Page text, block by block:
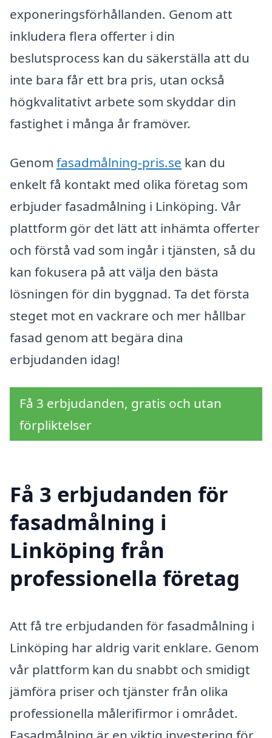
exponeringsförhållanden. Genom att
inkludera flera offerter i din
beslutsprocess kan du säkerställa att du
inte bara får ett bra pris, utan också
högkvalitativt arbete som skyddar din
fastighet i många år framöver.
Genom fasadmålning-pris.se kan du
enkelt få kontakt med olika företag som
erbjuder fasadmålning i Linköping. Vår
plattform gör det lätt att inhämta offerter
och förstå vad som ingår i tjänsten, så du
kan fokusera på att välja den bästa
lösningen för din byggnad. Ta det första
steget mot en vackrare och mer hållbar
fasad genom att begära dina
erbjudanden idag!
Få 3 erbjudanden, gratis och utan
förpliktelser
Få 3 erbjudanden för
fasadmålning i
Linköping från
professionella företag
Att få tre erbjudanden för fasadmålning i
Linköping har aldrig varit enklare. Genom
vår plattform kan du snabbt och smidigt
jämföra priser och tjänster från olika
professionella målerifirmor i området.